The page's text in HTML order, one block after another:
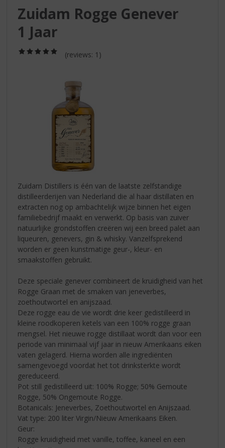
Zuidam Rogge Genever
1 Jaar
/
(reviews: 1)
Zuidam Distillers is één van de laatste zelfstandige
distilleerderijen van Nederland die al haar distillaten en
extracten nog op ambachtelijk wijze binnen het eigen
familiebedrijf maakt en verwerkt. Op basis van zuiver
natuurlijke grondstoffen creëren wij een breed palet aan
liqueuren, genevers, gin & whisky. Vanzelfsprekend
worden er geen kunstmatige geur-, kleur- en
smaakstoffen gebruikt.
Deze speciale genever combineert de kruidigheid van het
Rogge Graan met de smaken van jeneverbes,
zoethoutwortel en anijszaad.
Deze rogge eau de vie wordt drie keer gedistilleerd in
kleine roodkoperen ketels van een 100% rogge graan
mengsel. Het nieuwe rogge distillaat wordt dan voor een
periode van minimaal vijf jaar in nieuw Amerikaans eiken
vaten gelagerd. Hierna worden alle ingrediënten
samengevoegd voordat het tot drinksterkte wordt
gereduceerd.
Pot still gedistilleerd uit: 100% Rogge; 50% Gemoute
Rogge, 50% Ongemoute Rogge.
Botanicals: Jeneverbes, Zoethoutwortel en Anijszaad.
Vat type: 200 liter Virgin/Nieuw Amerikaans Eiken.
Geur:
Rogge kruidigheid met vanille, toffee, kaneel en een